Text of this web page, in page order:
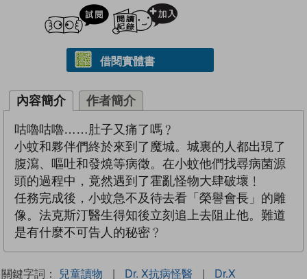
試閲
借閱實體書
內容簡介 作者簡介
咕嚕咕嚕……肚子又痛了嗎﹖
小蚊和夥伴們終於來到了魔城。城裏的人都出現了
腹瀉、嘔吐和發燒等病徵。在小蚊他們找尋病菌源
頭的過程中，竟然遇到了霍亂怪物大肆破壞﹗
任務完成後，小蚊急不及待去看「榮譽會長」的雕
像。法克斯汀醫生得知後立刻追上去阻止他。難道
是有什麼不可告人的秘密﹖
關鍵字詞： 兒童讀物 | Dr. X抗病怪醫 | Dr.X